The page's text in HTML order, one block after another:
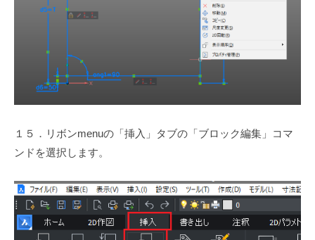
１５．リボンmenuの「挿入」タブの「ブロック編集」コマ
ンドを選択します。